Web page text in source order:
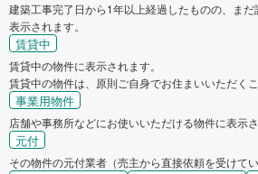
建築工事完了日から1年以上経過したものの、ま
表示されます。
賃貸中
賃貸中の物件に表示されます。
賃貸中の物件は、原則ご自身でお住まいいただくこ
事業用物件
店舗や事務所などにお使いいただける物件に表示さ
元付
その物件の元付業者（売主から直接依頼を受けて